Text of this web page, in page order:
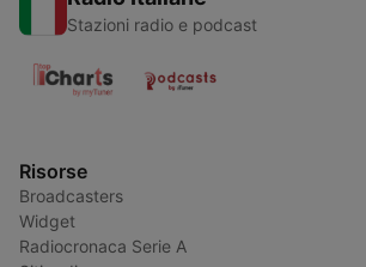
Stazioni radio e podcast
Risorse
Broadcasters
Widget
Radiocronaca Serie A